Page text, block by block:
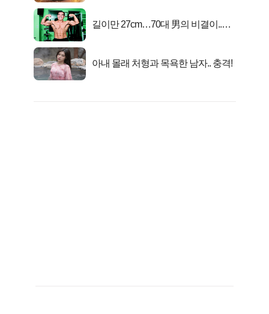
길이만 27cm…70대 男의 비결이..충
아내 몰래 처형과 목욕한 남자.. 충격!